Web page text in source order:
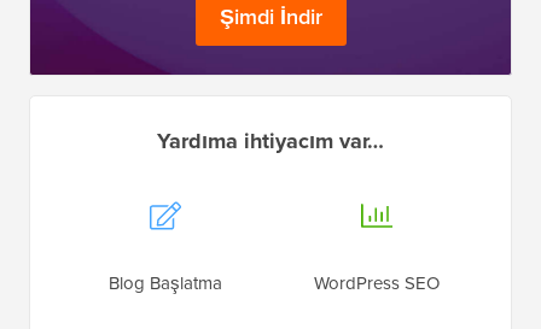
Şimdi İndir
Yardıma ihtiyacım var…
Blog Başlatma WordPress SEO